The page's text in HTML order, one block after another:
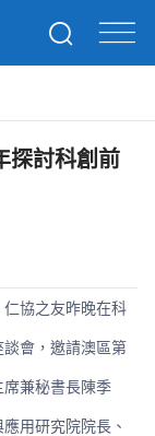
探討科創前
協之友昨晚在科
會，邀請澳區第
兼秘書長陳季
用研究院院長、